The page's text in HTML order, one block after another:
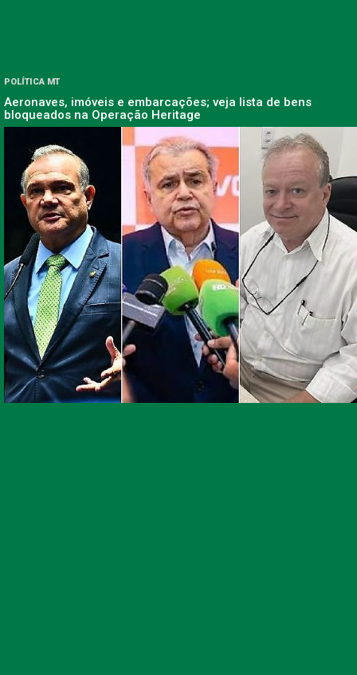
POLÍTICA MT
Aeronaves, imóveis e embarcações; veja lista de bens
bloqueados na Operação Heritage